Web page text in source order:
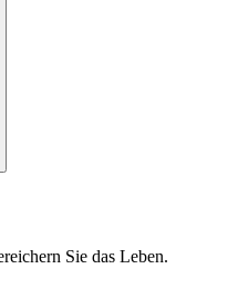
Sie das Leben.